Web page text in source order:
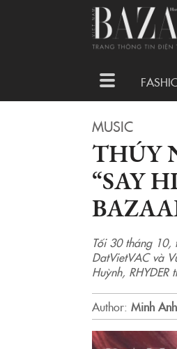
Toggle
navigation
MUSIC
THÚY
“SAY
Tối 30 tháng
DatVietVAC và
Huỳnh,
Author: Minh